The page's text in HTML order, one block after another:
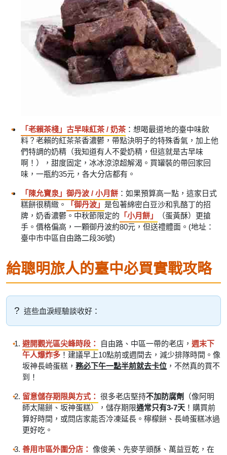
「老賴茶棧」古早味紅茶 / 奶茶：想喝最道地的臺中味飲
料？老賴的紅茶茶香濃鬱，帶點決明子的特殊香氣，加上他
們特調的奶精（我知道有人不愛奶精，但這就是古早味
啊！），甜度固定，冰冰涼涼超解渴。買罐裝的帶回家回
味，一瓶約35元，各大分店都有。
「陳允寶泉」御丹波 / 小月餅：如果預算高一點，這家日式
糕餅很精緻。
「御丹波」 是包著綿密白豆沙和乳酪丁的招
牌，奶香濃鬱。中秋節限定的 「小月餅」
（蛋黃酥）更搶
手。價格偏高，一顆御丹波約80元，但送禮體面。(地址：
臺中市中區自由路二段36號)
給聰明旅人的臺中必買實戰攻略
這些血淚經驗談收好：
避開觀光區尖峰時段： 自由路、中區一帶的老店， 週末下
午人爆炸多 ！建議早上10點前或週間去，減少排隊時間。像
坂神長崎蛋糕， 務必下午一點半前就去卡位 ，不然真的買不
到！
留意儲存期限與方式： 很多老店堅持不加防腐劑
（像阿明
師太陽餅、坂神蛋糕），儲存期限通常只有3-7天 ！購買前
算好時間，或問店家能否冷凍延長。檸檬餅、長崎蛋糕冰過
更好吃。
善用市區外圍分店： 像俊美、先麥芋頭酥、萬益豆乾，在